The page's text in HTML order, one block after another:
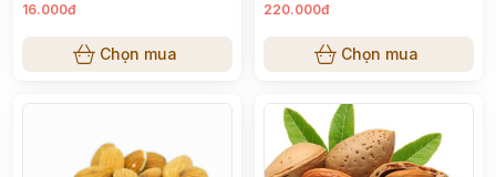
16.000đ
Chọn mua
220.000đ
Chọn mua